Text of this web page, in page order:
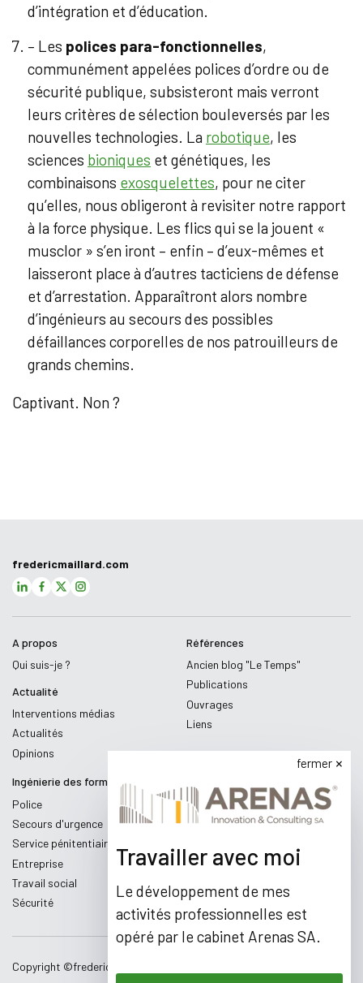
d’intégration et d’éducation.
– Les polices para-fonctionnelles,
communément appelées polices d’ordre ou de
sécurité publique, subsisteront mais verront
leurs critères de sélection bouleversés par les
nouvelles technologies. La robotique, les
sciences bioniques et génétiques, les
combinaisons exosquelettes, pour ne citer
qu’elles, nous obligeront à revisiter notre rapport
à la force physique. Les flics qui se la jouent «
musclor » s’en iront – enfin – d’eux-mêmes et
laisseront place à d’autres tacticiens de défense
et d’arrestation. Apparaîtront alors nombre
d’ingénieurs au secours des possibles
défaillances corporelles de nos patrouilleurs de
grands chemins.
Captivant. Non ?
fredericmaillard.com
A propos
Qui suis-je ?
Actualité
Interventions médias
Actualités
Opinions
Références
Ancien blog "Le Temps"
Publications
Ouvrages
Liens
Ingénierie des formations
Police
Secours d'urgence
Service pénitentiaire
Entreprise
Travail social
Sécurité
Copyright ©fredericmaillard.com
fermer
Travailler avec moi
Le développement de mes
activités professionnelles est
opéré par le cabinet Arenas SA.